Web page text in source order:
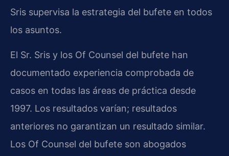
Sris supervisa la estrategia del bufete en todos
los asuntos.
El Sr. Sris y los Of Counsel del bufete han
documentado experiencia comprobada de
casos en todas las áreas de práctica desde
1997. Los resultados varían; resultados
anteriores no garantizan un resultado similar.
Los Of Counsel del bufete son abogados